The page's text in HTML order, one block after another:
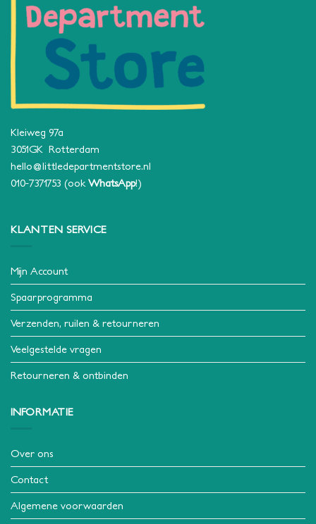
Kleiweg 97a
3051GK Rotterdam
hello@littledepartmentstore.nl
010-7371753 (ook WhatsApp!)
KLANTEN SERVICE
Mijn Account
Spaarprogramma
Verzenden, ruilen & retourneren
Veelgestelde vragen
Retourneren & ontbinden
INFORMATIE
Over ons
Contact
Algemene voorwaarden